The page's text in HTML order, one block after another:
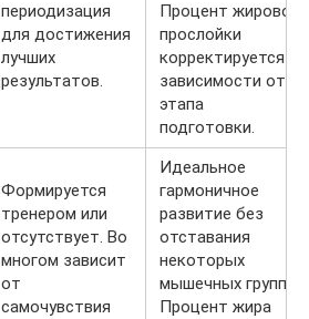
периодизация
для достижения
лучших
результатов.
Процент жировой
прослойки
корректируется в
зависимости от
этапа
подготовки.
Формируется
тренером или
отсутствует. Во
многом зависит
от
самочувствия
Идеальное
гармоничное
развитие без
отставания
некоторых
мышечных групп.
Процент жира